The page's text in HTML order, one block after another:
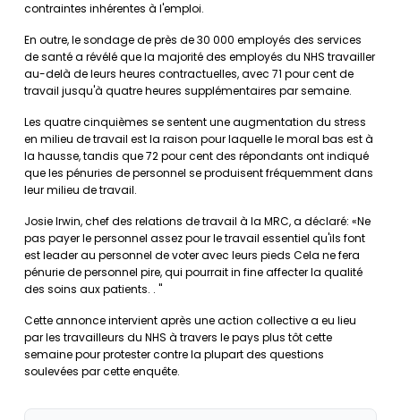
contraintes inhérentes à l'emploi.
En outre, le sondage de près de 30 000 employés des services
de santé a révélé que la majorité des employés du NHS travailler
au-delà de leurs heures contractuelles, avec 71 pour cent de
travail jusqu'à quatre heures supplémentaires par semaine.
Les quatre cinquièmes se sentent une augmentation du stress
en milieu de travail est la raison pour laquelle le moral bas est à
la hausse, tandis que 72 pour cent des répondants ont indiqué
que les pénuries de personnel se produisent fréquemment dans
leur milieu de travail.
Josie Irwin, chef des relations de travail à la MRC, a déclaré: «Ne
pas payer le personnel assez pour le travail essentiel qu'ils font
est leader au personnel de voter avec leurs pieds Cela ne fera
pénurie de personnel pire, qui pourrait in fine affecter la qualité
des soins aux patients. . "
Cette annonce intervient après une action collective a eu lieu
par les travailleurs du NHS à travers le pays plus tôt cette
semaine pour protester contre la plupart des questions
soulevées par cette enquête.